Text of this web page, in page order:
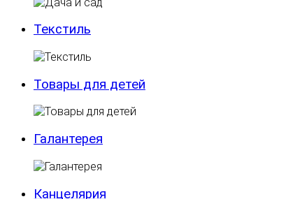
Текстиль
Товары для детей
Галантерея
Канцелярия